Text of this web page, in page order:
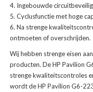
Ingebouwde
Cyclusfunctie met hoge
Na strenge
ontmoeten of overschrijden.
Wij hebben strenge eisen
producten. DeHP Pavilion
strenge kwaliteitscontroles
wordt deHP Pavilion G6-